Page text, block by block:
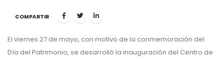
COMPARTIR
El viernes 27 de mayo, con motivo de la conmemoración del
Día del Patrimonio, se desarrolló la inauguración del Centro de